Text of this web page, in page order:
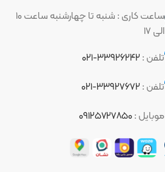
ساعت کاری : شنبه تا چهارشنبه ساعت ۱۰
الی ۱۷
تلفن :۳۳۹۲۶۲۴۲-۰۲۱
تلفن :۳۳۹۲۷۶۷۲-۰۲۱
موبایل :۰۹۱۲۵۷۲۷۸۵۰